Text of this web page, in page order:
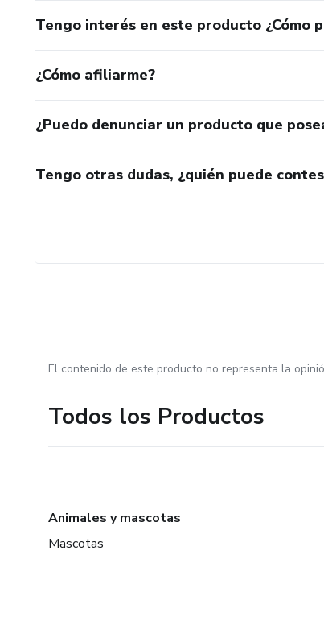
Tengo interés en este producto ¿Cómo
¿Cómo afiliarme?
¿Puedo denunciar un producto que
Tengo otras dudas, ¿quién puede
El contenido de este producto no representa la
Todos los Productos
Animales y mascotas
Mascotas